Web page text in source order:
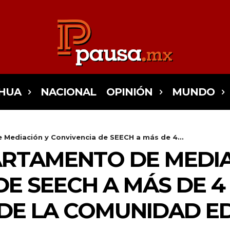
NACIONAL OPINIÓN MUNDO
y Convivencia de SEECH a más de 4...
DE
SEECH A MÁS DE
LA COMUNIDAD